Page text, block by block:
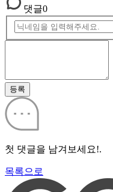
댓글0
등록
첫 댓글을 남겨보세요!.
목록으로